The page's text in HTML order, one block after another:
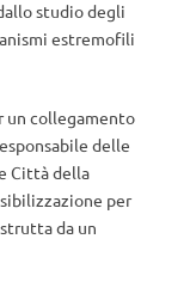
studio degli
estremofili
un collegamento
delle
Città della
per
da un